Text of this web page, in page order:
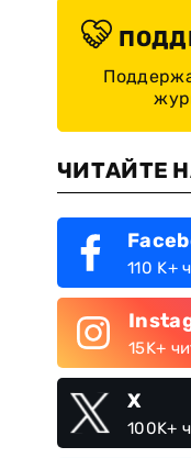
ЧИТАЙТЕ
110 K+
15K+
X
100K+